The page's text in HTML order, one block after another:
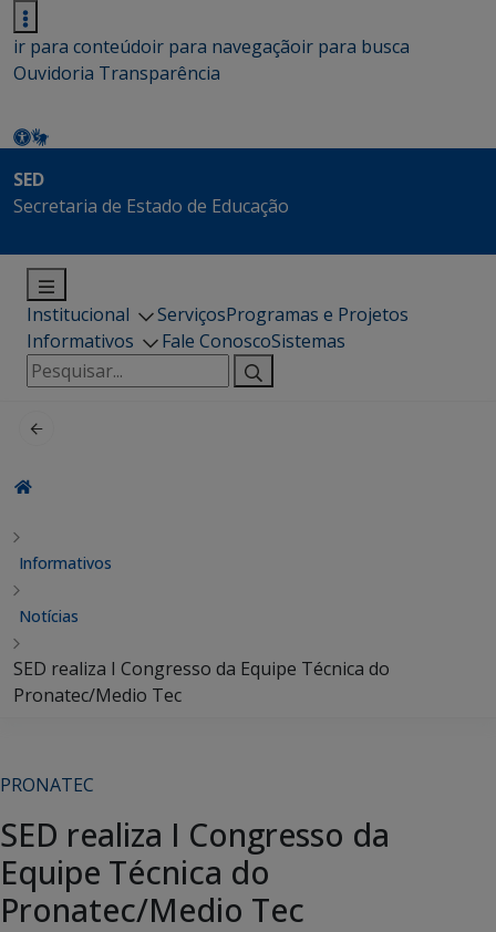
ir para conteúdoir para navegaçãoir para busca
Ouvidoria Transparência
SED
Secretaria de Estado de Educação
Institucional ServiçosProgramas e Projetos
Informativos
Fale ConoscoSistemas
Pesquisar
por:
Informativos
Notícias
SED realiza I Congresso da Equipe Técnica do
Pronatec/Medio Tec
PRONATEC
SED realiza I Congresso da
Equipe Técnica do
Pronatec/Medio Tec